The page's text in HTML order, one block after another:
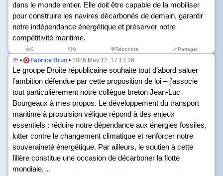
dans le monde entier. Elle doit être capable de la mobiliser
pour construire les navires décarbonés de demain, garantir
notre indépendance énergétique et préserver notre
compétitivité maritime.
👍0 👎0 💬Répondre 🔗Partager
💬 • Fabrice Brun • 2026 May 12, 17:13:26
Le groupe Droite républicaine souhaite tout d’abord saluer
l’ambition défendue par cette proposition de loi – j’associe
tout particulièrement notre collègue breton Jean-Luc
Bourgeaux à mes propos. Le développement du transport
maritime à propulsion vélique répond à des enjeux
essentiels : réduire notre dépendance aux énergies fossiles,
lutter contre le changement climatique et renforcer notre
souveraineté énergétique. Par ailleurs, le soutien à cette
filière constitue une occasion de décarboner la flotte
mondiale,…